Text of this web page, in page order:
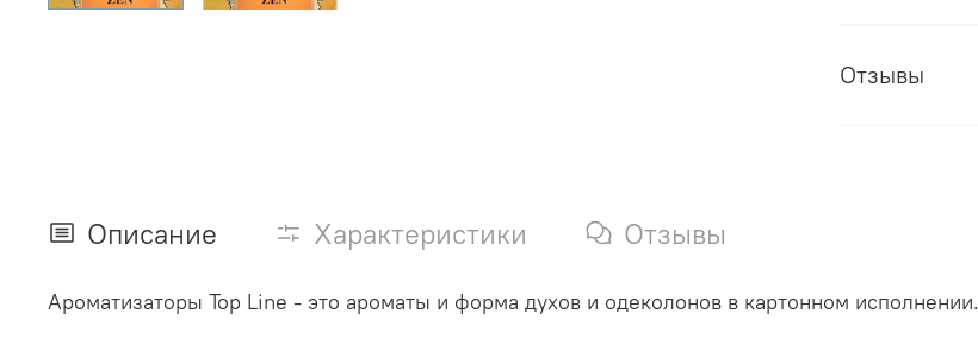
Отзывы
Описание Характеристики Отзывы
Ароматизаторы Top Line - это ароматы и форма духов и одеколонов в картонном исполнении.